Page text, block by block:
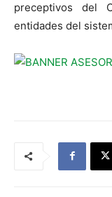
preceptivos del
entidades del